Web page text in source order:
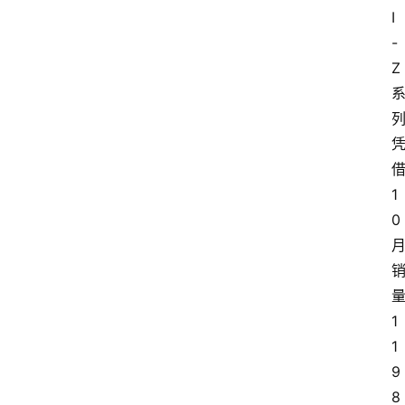
I
-
Z
系
列
凭
借
1
0
月
销
量
1
1
9
8